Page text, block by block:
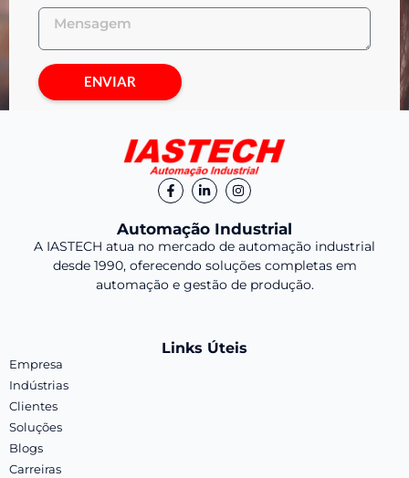
ENVIAR
Automação Industrial
A IASTECH atua no mercado de automação industrial
desde 1990, oferecendo soluções completas em
automação e gestão de produção.
Links Úteis
Empresa
Indústrias
Clientes
Soluções
Blogs
Carreiras